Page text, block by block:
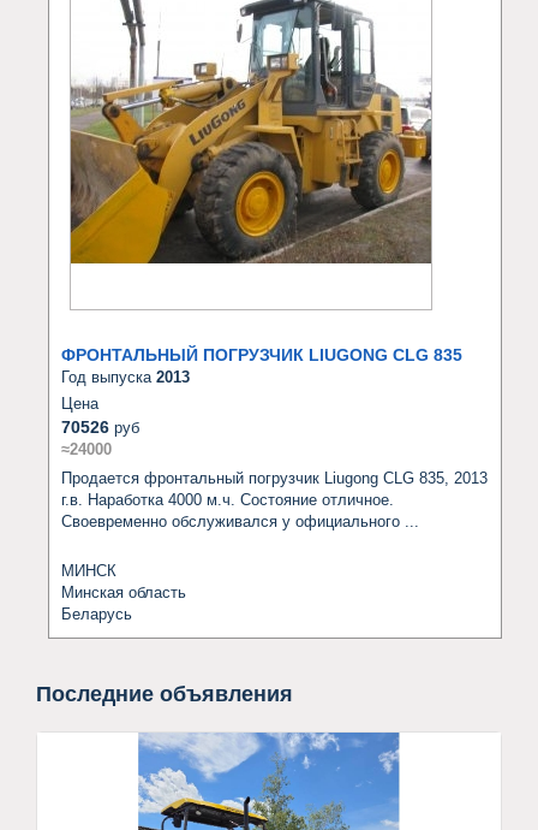
ФРОНТАЛЬНЫЙ ПОГРУЗЧИК LIUGONG CLG 835
Год выпуска 2013
Цена
70526 руб
≈24000
Продается фронтальный погрузчик Liugong CLG 835, 2013
г.в. Наработка 4000 м.ч. Состояние отличное.
Своевременно обслуживался у официального ...
МИНСК
Минская область
Беларусь
Последние объявления